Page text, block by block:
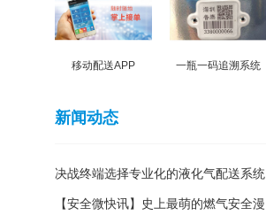
移动配送APP 一瓶一码追溯系统
新闻动态
决战终端选择专业化的液化气配送系统
【安全微快讯】史上最萌的燃气安全漫